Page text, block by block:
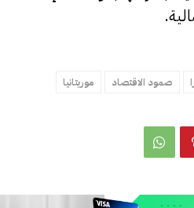
صمود الاقتصاد موريتانيا